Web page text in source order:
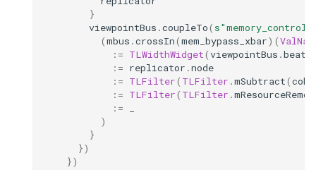
}
viewpointBus .coupleTo(
(mbus .crossIn(mem_bypass_xbar)(
:= TLWidthWidget(viewpointBus .
:= replicator .node
:= TLFilter( TLFilter .mSubtract(
:= TLFilter( TLFilter .
:=
)
}
})
})